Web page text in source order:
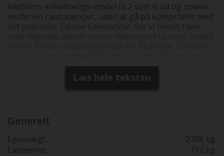
Alletiders enkeltsengs-model til 2 som vi ud og opleve
verdenen i autocamper, uden at gå på kompromis med
Indfarvet frontkofanger, Fluenet i skydedør, Elektrisk
trinbræt. Faktisk vægt = kontrolvejet som den står ved
Læs hele teksten
Generelt
Egenvægt
2788 kg.
Lasteevne
712 kg.